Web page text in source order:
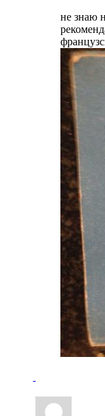
не знаю